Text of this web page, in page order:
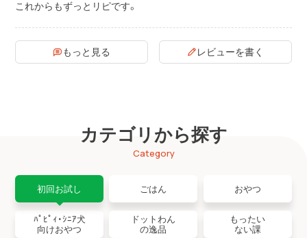
これからもずっとリピです。
もっと見る レビューを書く
カテゴリから探す
Category
初回お試し ごはん おやつ
ﾊﾟﾋﾟｨ・ｼﾆｱ犬
向けおやつ
ドットわん
の逸品
もったい
ない課